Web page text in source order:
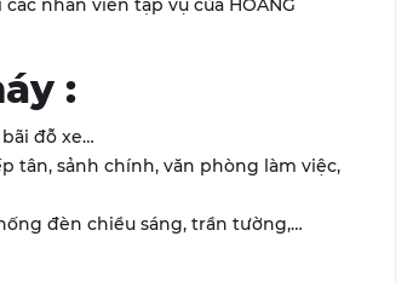
nhân viên tạp vụ của HOANG
:
đỗ xe…
sảnh chính, văn phòng làm việc,
đèn chiều sáng, trần tường,…